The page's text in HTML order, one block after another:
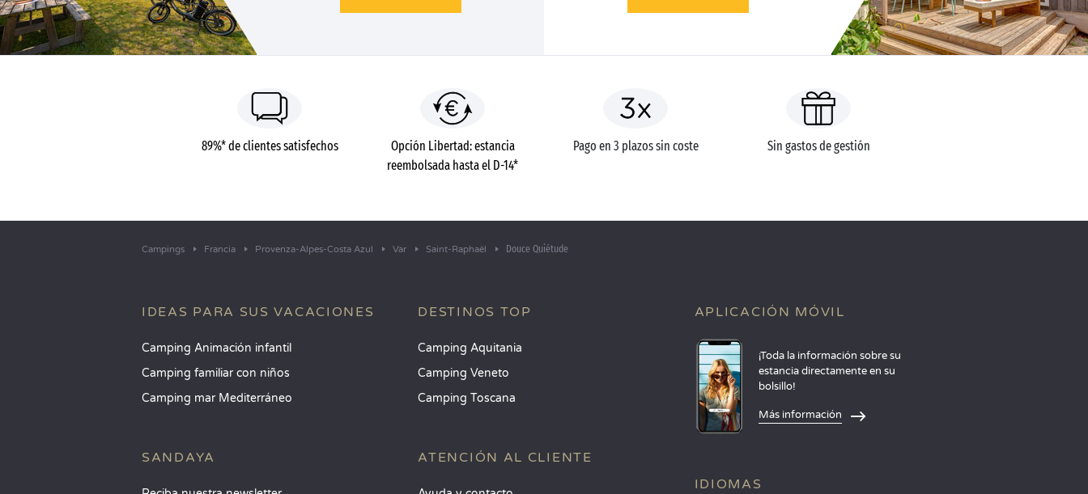
89%* de clientes satisfechos
Opción Libertad: estancia
reembolsada hasta el D-14*
Pago en 3 plazos sin coste Sin gastos de gestión
Campings Francia Provenza-Alpes-Costa Azul Var Saint-Raphaël Douce Quiétude
IDEAS PARA SUS VACACIONES
Camping Animación infantil
Camping familiar con niños
Camping mar Mediterráneo
SANDAYA
DESTINOS TOP
Camping Aquitania
Camping Veneto
Camping Toscana
ATENCIÓN AL CLIENTE
APLICACIÓN MÓVIL
¡Toda la información sobre su
estancia directamente en su
bolsillo!
Más información
IDIOMAS